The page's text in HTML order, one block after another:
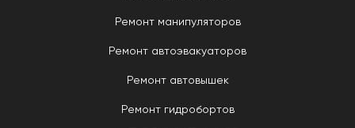
Ремонт манипуляторов
Ремонт автоэвакуаторов
Ремонт автовышек
Ремонт гидробортов